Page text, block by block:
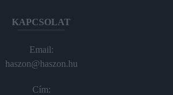
KAPCSOLAT
Email:
haszon@haszon.hu
Cím: